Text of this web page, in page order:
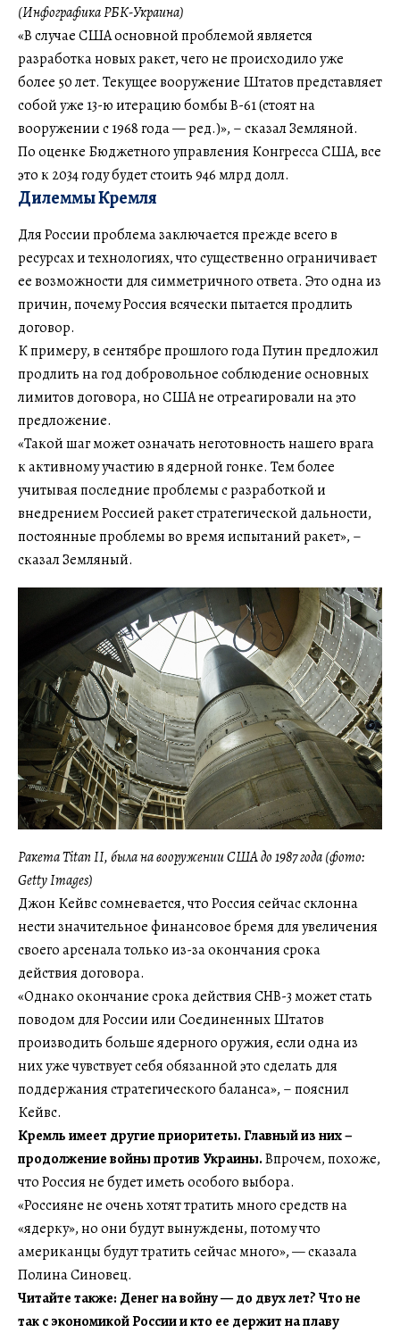
(Инфографика РБК-Украина)
«В случае США основной проблемой является
разработка новых ракет, чего не происходило уже
более 50 лет. Текущее вооружение Штатов представляет
собой уже 13-ю итерацию бомбы B-61 (стоят на
вооружении с 1968 года — ред.)», – сказал Земляной.
По оценке Бюджетного управления Конгресса США, все
это к 2034 году будет стоить 946 млрд долл.
Дилеммы Кремля
Для России проблема заключается прежде всего в
ресурсах и технологиях, что существенно ограничивает
ее возможности для симметричного ответа. Это одна из
причин, почему Россия всячески пытается продлить
договор.
К примеру, в сентябре прошлого года Путин предложил
продлить на год добровольное соблюдение основных
лимитов договора, но США не отреагировали на это
предложение.
«Такой шаг может означать неготовность нашего врага
к активному участию в ядерной гонке. Тем более
учитывая последние проблемы с разработкой и
внедрением Россией ракет стратегической дальности,
постоянные проблемы во время испытаний ракет», –
сказал Земляный.
Ракета Titan II, была на вооружении США до 1987 года (фото:
Getty Images)
Джон Кейвс сомневается, что Россия сейчас склонна
нести значительное финансовое бремя для увеличения
своего арсенала только из-за окончания срока
действия договора.
«Однако окончание срока действия СНВ-3 может стать
поводом для России или Соединенных Штатов
производить больше ядерного оружия, если одна из
них уже чувствует себя обязанной это сделать для
поддержания стратегического баланса», – пояснил
Кейвс.
Кремль имеет другие приоритеты. Главный из них –
продолжение войны против Украины.Впрочем, похоже,
что Россия не будет иметь особого выбора.
«Россияне не очень хотят тратить много средств на
«ядерку», но они будут вынуждены, потому что
американцы будут тратить сейчас много», — сказала
Полина Синовец.
Читайте также: Денег на войну — до двух лет? Что не
так с экономикой России и кто ее держит на плаву